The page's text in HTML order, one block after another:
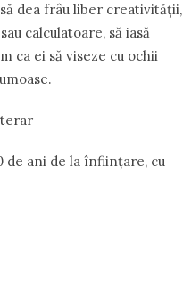
dea frâu liber creativității,
calculatoare, să iasă
ca ei să viseze cu ochii
de ani de la înființare, cu